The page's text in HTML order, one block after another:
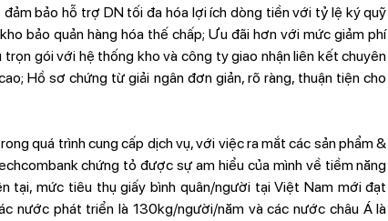
bảo hỗ trợ DN tối đa hóa lợi ích dòng tiền với tỷ lệ ký quỹ
bảo quản hàng hóa thế chấp; Ưu đãi hơn với mức giảm phí
gói với hệ thống kho và công ty giao nhận liên kết chuyên
Hồ sơ chứng từ giải ngân đơn giản, rõ ràng, thuận tiện cho
quá trình cung cấp dịch vụ, với việc ra mắt các sản phẩm &
chứng tỏ được sự am hiểu của mình về tiềm năng
tại, mức tiêu thụ giấy bình quân/người tại Việt Nam mới đạt
nước phát triển là 130kg/người/năm và các nước châu Á là